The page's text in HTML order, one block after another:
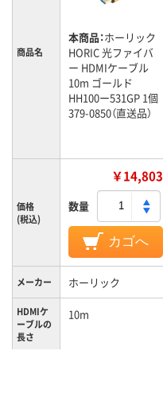
商品名
本商品：ホーリック
HORIC 光ファイバ
ー HDMIケーブル
10m ゴールド
HH100ー531GP 1個
379-0850（直送品）
価格
(税込)
￥14,803
数量
カゴへ
メーカー ホーリック
HDMIケ
ーブルの
長さ
10m